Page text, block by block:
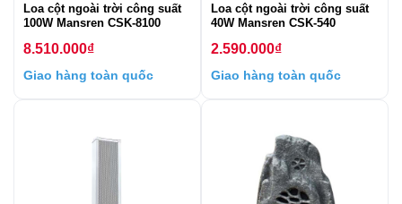
Loa cột ngoài trời công suất
100W Mansren CSK-8100
8.510.000₫
Giao hàng toàn quốc
Loa cột ngoài trời công suất
40W Mansren CSK-540
2.590.000₫
Giao hàng toàn quốc